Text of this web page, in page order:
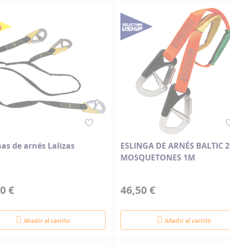
de arnés Lalizas
€
Añadir al carrito
ESLINGA DE ARNÉS BALTIC 2
MOSQUETONES 1M
46,50 €
Añadir al carrito